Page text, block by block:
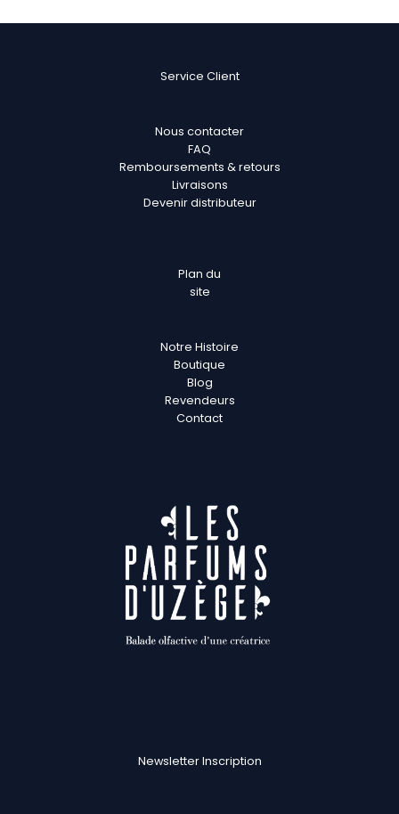
Service Client
Nous contacter
FAQ
Remboursements & retours
Livraisons
Devenir distributeur
Plan du
site
Notre Histoire
Boutique
Blog
Revendeurs
Contact
Newsletter Inscription